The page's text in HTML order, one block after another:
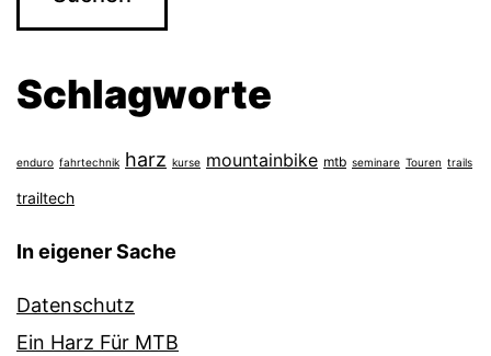
Schlagworte
enduro fahrtechnik harz kurse mountainbike mtb seminare Touren trails
trailtech
In eigener Sache
Datenschutz
Ein Harz Für MTB